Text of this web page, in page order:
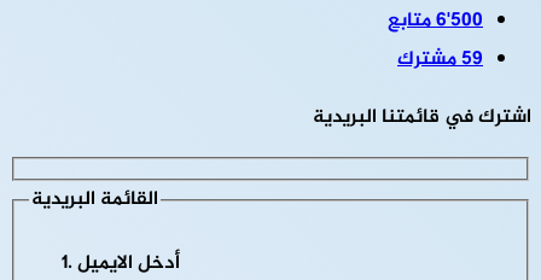
6٬500متابع
59مشترك
اشترك في قائمتنا البريدية
القائمة البريدية